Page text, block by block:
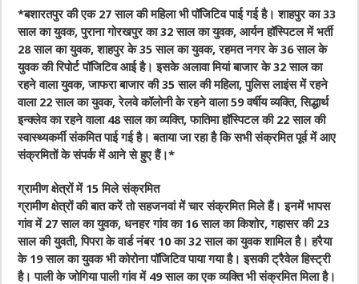
*बशारतपुर की एक 27 साल की महिला भी पॉजिटिव पाई गई है। शाहपुर का 33
साल का युवक, पुराना गोरखपुर का 32 साल का युवक, आर्यन हॉस्पिटल में भर्ती
28 साल का युवक, शाहपुर के 35 साल का युवक, रहमत नगर के 36 साल के
युवक की रिपोर्ट पॉजिटिव आई है। इसके अलावा मियां बाजार के 32 साल का
रहने वाला युवक, जाफरा बाजार की 35 साल की महिला, पुलिस लाइंस में रहने
वाला 22 साल का युवक, रेलवे कॉलोनी के रहने वाला 59 वर्षीय व्यक्ति, सिद्धार्थ
इन्क्लेव का रहने वाला 48 साल का व्यक्ति, फातिमा हॉस्पिटल की 22 साल की
स्वास्थ्यकर्मी संकमित पाई गई है। बताया जा रहा है कि सभी संक्रमित पूर्व में आए
संक्रमितों के संपर्क में आने से हुए हैं।*
ग्रामीण क्षेत्रों में 15 मिले संक्रमित
ग्रामीण क्षेत्रों की बात करें तो सहजनवां में चार संक्रमित मिले हैं। इनमें भापस
गांव में 27 साल का युवक, धनहर गांव का 16 साल का किशोर, गहासर की 23
साल की युवती, पिपरा के वार्ड नंबर 10 का 32 साल का युवक शामिल है। हरैया
के 19 साल का युवक भी कोरोना पॉजिटिव पाया गया है। इसकी ट्रैवेल हिस्ट्री
है। पाली के जोगिया पाली गांव में 49 साल का एक व्यक्ति भी संक्रमित मिला है।